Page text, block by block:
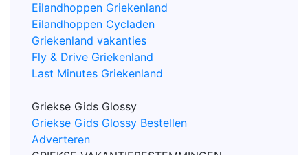
Eilandhoppen Griekenland
Eilandhoppen Cycladen
Griekenland vakanties
Fly & Drive Griekenland
Last Minutes Griekenland
Griekse Gids Glossy
Griekse Gids Glossy Bestellen
Adverteren